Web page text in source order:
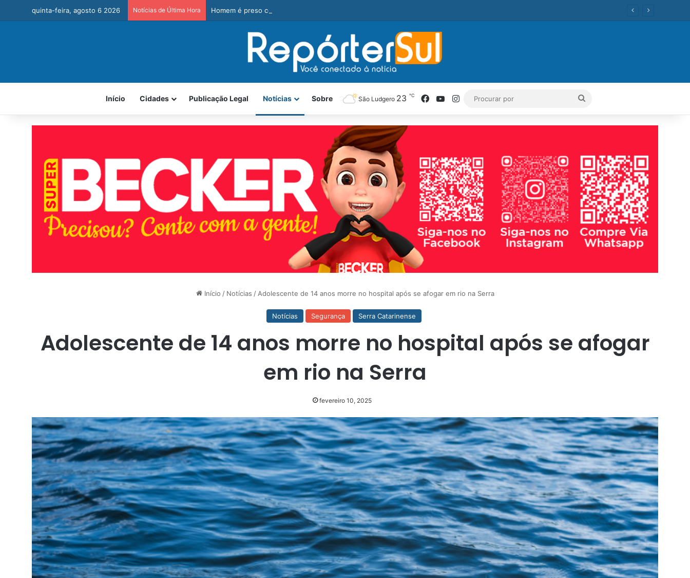
quinta-feira, agosto 6 2026 Notícias de Última Hora Homem é preso com revólver e pedra de crack durante ação da PM
Início Cidades Publicação Legal Notícias Sobre São Ludgero 23 ℃ Facebook
YouTube
Instagram
Procurar
por
Início / Notícias / Adolescente de 14 anos morre no hospital após se afogar em rio na Serra
Notícias Segurança Serra Catarinense
Adolescente de 14 anos morre no hospital após se afogar
em rio na Serra
fevereiro 10, 2025